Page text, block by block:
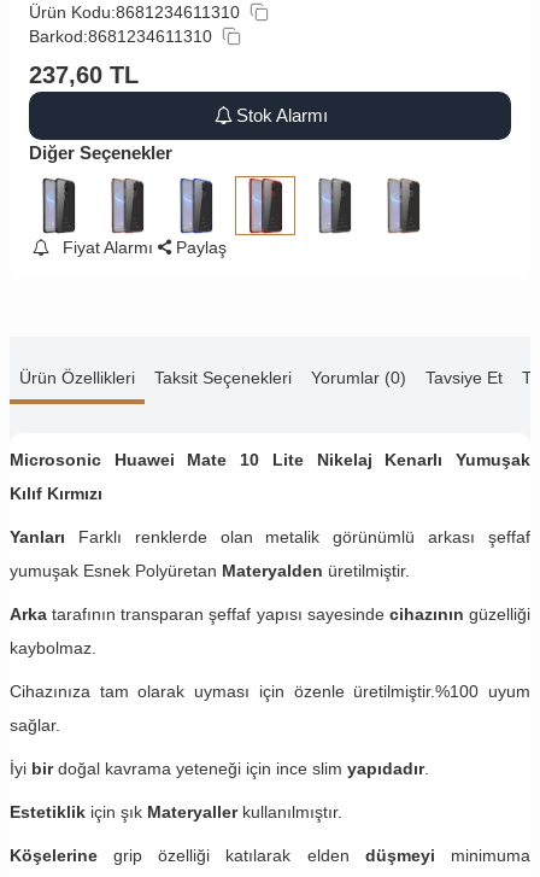
Ürün Kodu:8681234611310
Barkod:8681234611310
237,60 TL
Stok Alarmı
Diğer Seçenekler
Fiyat Alarmı Paylaş
Ürün Özellikleri Taksit Seçenekleri Yorumlar (0) Tavsiye Et
Microsonic Huawei Mate 10 Lite Nikelaj Kenarlı Yumuşak
Kılıf Kırmızı
Yanları Farklı renklerde olan metalik görünümlü arkası şeffaf
yumuşak Esnek Polyüretan Materyalden üretilmiştir.
Arkatarafının transparan şeffaf yapısı sayesinde cihazının güzelliği
kaybolmaz.
Cihazınıza tam olarak uyması için özenle üretilmiştir.%100 uyum
sağlar.
İyi birdoğal kavrama yeteneği için ince slim yapıdadır.
Estetiklik için şık Materyaller kullanılmıştır.
Köşelerinegrip özelliği katılarak elden düşmeyi minimuma